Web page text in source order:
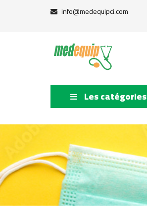
info@medequipci.com
Les catégories